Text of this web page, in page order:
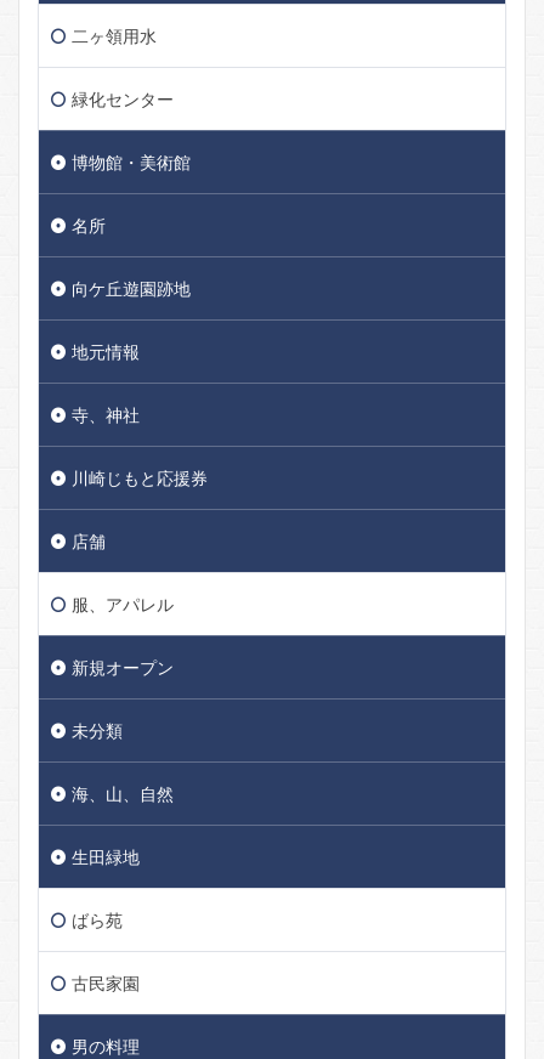
二ヶ領用水
緑化センター
博物館・美術館
名所
向ケ丘遊園跡地
地元情報
寺、神社
川崎じもと応援券
店舗
服、アパレル
新規オープン
未分類
海、山、自然
生田緑地
ばら苑
古民家園
男の料理